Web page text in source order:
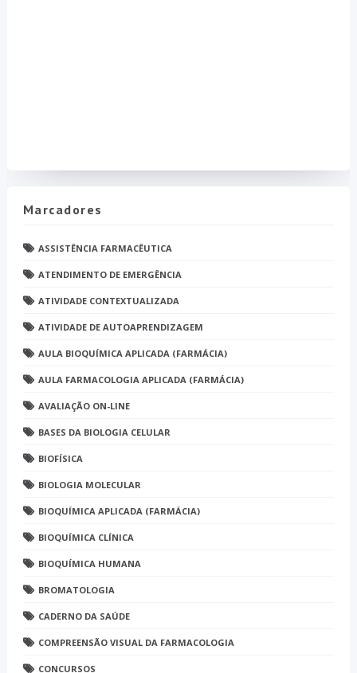
Marcadores
ASSISTÊNCIA FARMACÊUTICA
ATENDIMENTO DE EMERGÊNCIA
ATIVIDADE CONTEXTUALIZADA
ATIVIDADE DE AUTOAPRENDIZAGEM
AULA BIOQUÍMICA APLICADA (FARMÁCIA)
AULA FARMACOLOGIA APLICADA (FARMÁCIA)
AVALIAÇÃO ON-LINE
BASES DA BIOLOGIA CELULAR
BIOFÍSICA
BIOLOGIA MOLECULAR
BIOQUÍMICA APLICADA (FARMÁCIA)
BIOQUÍMICA CLÍNICA
BIOQUÍMICA HUMANA
BROMATOLOGIA
CADERNO DA SAÚDE
COMPREENSÃO VISUAL DA FARMACOLOGIA
CONCURSOS